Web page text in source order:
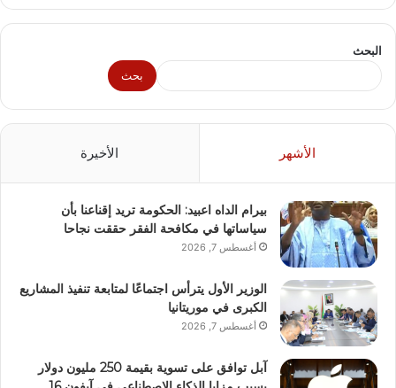
البحث
بحث
الأشهر الأخيرة
بيرام الداه اعبيد: الحكومة تريد إقناعنا بأن
سياساتها في مكافحة الفقر حققت نجاحا
أغسطس 7, 2026
الوزير الأول يترأس اجتماعًا لمتابعة تنفيذ المشاريع
الكبرى في موريتانيا
أغسطس 7, 2026
آبل توافق على تسوية بقيمة 250 مليون دولار